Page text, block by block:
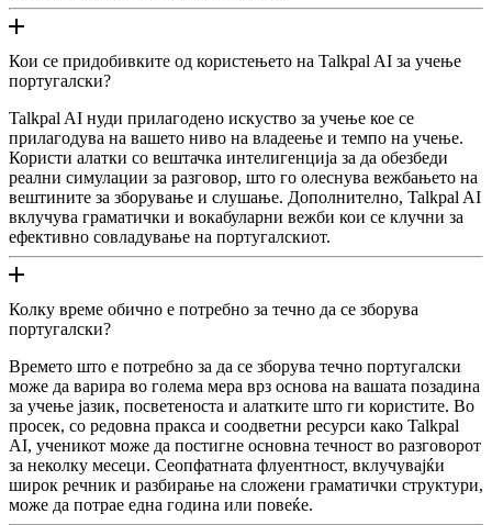
Кои се придобивките од користењето на Talkpal AI за учење
португалски?
Talkpal AI нуди прилагодено искуство за учење кое се
прилагодува на вашето ниво на владеење и темпо на учење.
Користи алатки со вештачка интелигенција за да обезбеди
реални симулации за разговор, што го олеснува вежбањето на
вештините за зборување и слушање. Дополнително, Talkpal AI
вклучува граматички и вокабуларни вежби кои се клучни за
ефективно совладување на португалскиот.
Колку време обично е потребно за течно да се зборува
португалски?
Времето што е потребно за да се зборува течно португалски
може да варира во голема мера врз основа на вашата позадина
за учење јазик, посветеноста и алатките што ги користите. Во
просек, со редовна пракса и соодветни ресурси како Talkpal
AI, ученикот може да постигне основна течност во разговорот
за неколку месеци. Сеопфатната флуентност, вклучувајќи
широк речник и разбирање на сложени граматички структури,
може да потрае една година или повеќе.